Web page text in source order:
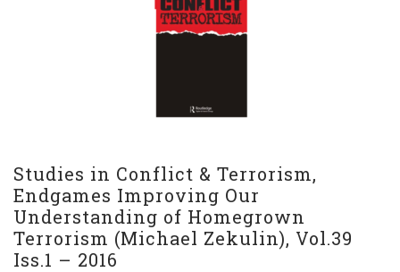
Studies in Conflict & Terrorism,
Endgames Improving Our
Understanding of Homegrown
Terrorism (Michael Zekulin), Vol.39
Iss.1 – 2016